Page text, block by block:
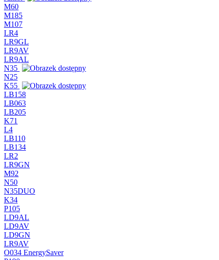
M60
M185
M107
LR4
LR9GL
LR9AV
LR9AL
N35
N25
K55
LB158
LB063
LB205
K71
L4
LB110
LB134
LR2
LR9GN
M92
N50
N35DUO
K34
P105
LD9AL
LD9AV
LD9GN
LR9AV
O034 EnergySaver